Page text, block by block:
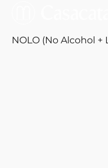
NOLO (No Alcohol +